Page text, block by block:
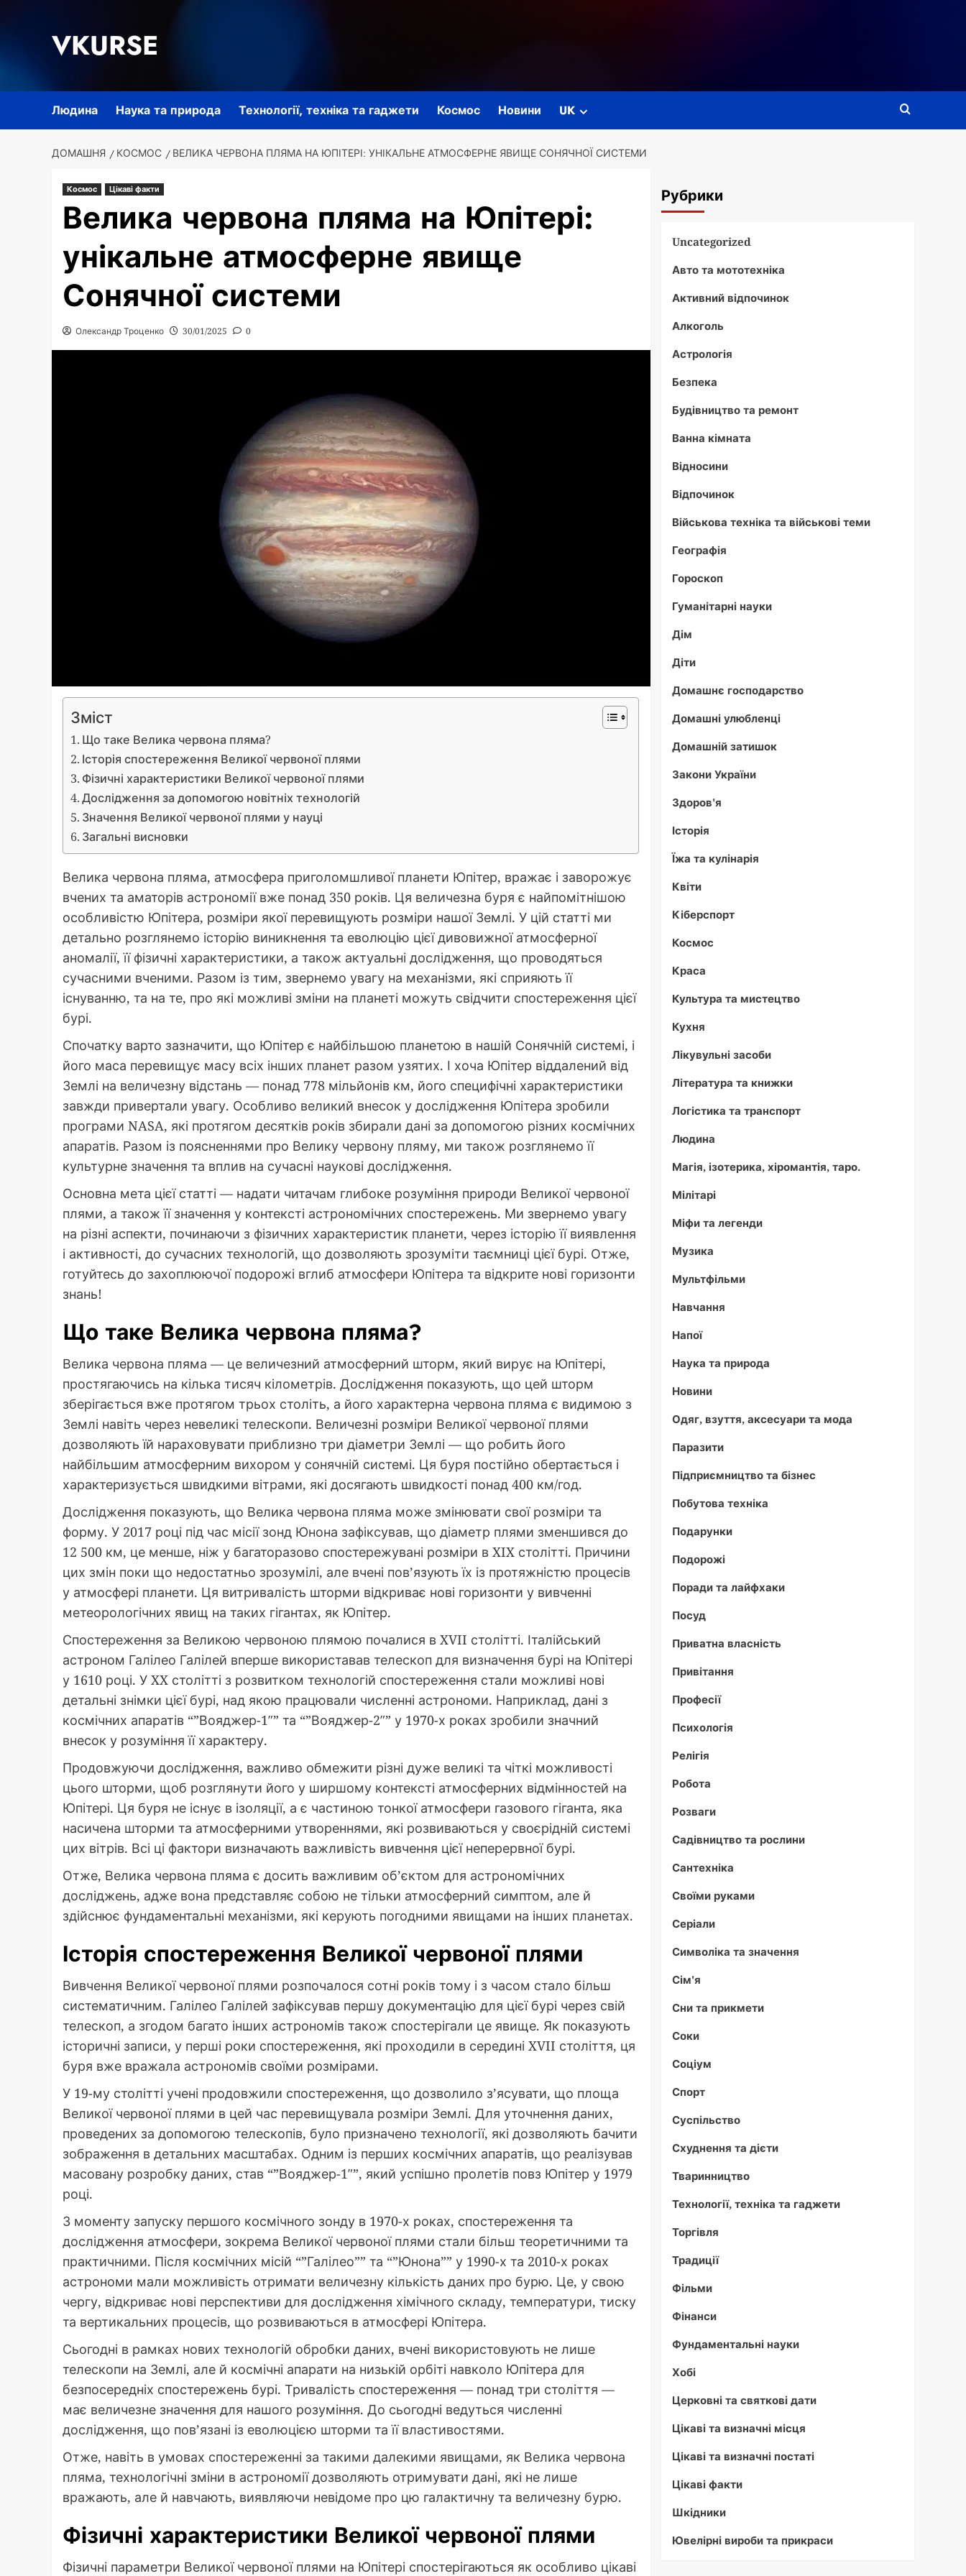
VKURSE
Людина Наука та природа Технології, техніка та гаджети Космос Новини UK
ДОМАШНЯ КОСМОС ВЕЛИКА ЧЕРВОНА ПЛЯМА НА ЮПІТЕРІ: УНІКАЛЬНЕ АТМОСФЕРНЕ ЯВИЩЕ СОНЯЧНОЇ СИСТЕМИ
Космос Цікаві факти
Велика червона пляма на Юпітері:
унікальне атмосферне явище
Сонячної системи
Олександр Троценко 30/01/2025 0
Зміст
Що таке Велика червона пляма?
Історія спостереження Великої червоної плями
Фізичні характеристики Великої червоної плями
Дослідження за допомогою новітніх технологій
Значення Великої червоної плями у науці
Загальні висновки
Велика червона пляма, атмосфера приголомшливої планети Юпітер, вражає і заворожує
вчених та аматорів астрономії вже понад 350 років. Ця величезна буря є найпомітнішою
особливістю Юпітера, розміри якої перевищують розміри нашої Землі. У цій статті ми
детально розглянемо історію виникнення та еволюцію цієї дивовижної атмосферної
аномалії, її фізичні характеристики, а також актуальні дослідження, що проводяться
сучасними вченими. Разом із тим, звернемо увагу на механізми, які сприяють її
існуванню, та на те, про які можливі зміни на планеті можуть свідчити спостереження цієї
бурі.
Спочатку варто зазначити, що Юпітер є найбільшою планетою в нашій Сонячній системі, і
його маса перевищує масу всіх інших планет разом узятих. І хоча Юпітер віддалений від
Землі на величезну відстань — понад 778 мільйонів км, його специфічні характеристики
завжди привертали увагу. Особливо великий внесок у дослідження Юпітера зробили
програми NASA, які протягом десятків років збирали дані за допомогою різних космічних
апаратів. Разом із поясненнями про Велику червону пляму, ми також розглянемо її
культурне значення та вплив на сучасні наукові дослідження.
Основна мета цієї статті — надати читачам глибоке розуміння природи Великої червоної
плями, а також її значення у контексті астрономічних спостережень. Ми звернемо увагу
на різні аспекти, починаючи з фізичних характеристик планети, через історію її виявлення
і активності, до сучасних технологій, що дозволяють зрозуміти таємниці цієї бурі. Отже,
готуйтесь до захоплюючої подорожі вглиб атмосфери Юпітера та відкрите нові горизонти
знань!
Що таке Велика червона пляма?
Велика червона пляма — це величезний атмосферний шторм, який вирує на Юпітері,
простягаючись на кілька тисяч кілометрів. Дослідження показують, що цей шторм
зберігається вже протягом трьох століть, а його характерна червона пляма є видимою з
Землі навіть через невеликі телескопи. Величезні розміри Великої червоної плями
дозволяють їй нараховувати приблизно три діаметри Землі — що робить його
найбільшим атмосферним вихором у сонячній системі. Ця буря постійно обертається і
характеризується швидкими вітрами, які досягають швидкості понад 400 км/год.
Дослідження показують, що Велика червона пляма може змінювати свої розміри та
форму. У 2017 році під час місії зонд Юнона зафіксував, що діаметр плями зменшився до
12 500 км, це менше, ніж у багаторазово спостережувані розміри в XIX столітті. Причини
цих змін поки що недостатньо зрозумілі, але вчені пов’язують їх із протяжністю процесів
у атмосфері планети. Ця витривалість шторми відкриває нові горизонти у вивченні
метеорологічних явищ на таких гігантах, як Юпітер.
Спостереження за Великою червоною плямою почалися в XVII столітті. Італійський
астроном Галілео Галілей вперше використавав телескоп для визначення бурі на Юпітері
у 1610 році. У XX столітті з розвитком технологій спостереження стали можливі нові
детальні знімки цієї бурі, над якою працювали численні астрономи. Наприклад, дані з
космічних апаратів “”Вояджер-1″” та “”Вояджер-2″” у 1970-х роках зробили значний
внесок у розуміння її характеру.
Продовжуючи дослідження, важливо обмежити різні дуже великі та чіткі можливості
цього шторми, щоб розглянути його у ширшому контексті атмосферних відмінностей на
Юпітері. Ця буря не існує в ізоляції, а є частиною тонкої атмосфери газового гіганта, яка
насичена шторми та атмосферними утвореннями, які розвиваються у своєрідній системі
цих вітрів. Всі ці фактори визначають важливість вивчення цієї неперервної бурі.
Отже, Велика червона пляма є досить важливим об’єктом для астрономічних
досліджень, адже вона представляє собою не тільки атмосферний симптом, але й
здійснює фундаментальні механізми, які керують погодними явищами на інших планетах.
Історія спостереження Великої червоної плями
Вивчення Великої червоної плями розпочалося сотні років тому і з часом стало більш
систематичним. Галілео Галілей зафіксував першу документацію для цієї бурі через свій
телескоп, а згодом багато інших астрономів також спостерігали це явище. Як показують
історичні записи, у перші роки спостереження, які проходили в середині XVII століття, ця
буря вже вражала астрономів своїми розмірами.
У 19-му столітті учені продовжили спостереження, що дозволило з’ясувати, що площа
Великої червоної плями в цей час перевищувала розміри Землі. Для уточнення даних,
проведених за допомогою телескопів, було призначено технології, які дозволяють бачити
зображення в детальних масштабах. Одним із перших космічних апаратів, що реалізував
масовану розробку даних, став “”Вояджер-1″”, який успішно пролетів повз Юпітер у 1979
році.
З моменту запуску першого космічного зонду в 1970-х роках, спостереження та
дослідження атмосфери, зокрема Великої червоної плями стали більш теоретичними та
практичними. Після космічних місій “”Галілео”” та “”Юнона”” у 1990-х та 2010-х роках
астрономи мали можливість отримати величезну кількість даних про бурю. Це, у свою
чергу, відкриває нові перспективи для дослідження хімічного складу, температури, тиску
та вертикальних процесів, що розвиваються в атмосфері Юпітера.
Сьогодні в рамках нових технологій обробки даних, вчені використовують не лише
телескопи на Землі, але й космічні апарати на низькій орбіті навколо Юпітера для
безпосередніх спостережень бурі. Тривалість спостереження — понад три століття —
має величезне значення для нашого розуміння. До сьогодні ведуться численні
дослідження, що пов’язані із еволюцією шторми та її властивостями.
Отже, навіть в умовах спостереженні за такими далекими явищами, як Велика червона
пляма, технологічні зміни в астрономії дозволяють отримувати дані, які не лише
вражають, але й навчають, виявляючи невідоме про цю галактичну та величезну бурю.
Фізичні характеристики Великої червоної плями
Фізичні параметри Великої червоної плями на Юпітері спостерігаються як особливо цікаві
Рубрики
Uncategorized
Авто та мототехніка
Активний відпочинок
Алкоголь
Астрологія
Безпека
Будівництво та ремонт
Ванна кімната
Відносини
Відпочинок
Військова техніка та військові теми
Географія
Гороскоп
Гуманітарні науки
Дім
Діти
Домашнє господарство
Домашні улюбленці
Домашній затишок
Закони України
Здоров'я
Історія
Їжа та кулінарія
Квіти
Кіберспорт
Космос
Краса
Культура та мистецтво
Кухня
Лікувульні засоби
Література та книжки
Логістика та транспорт
Людина
Магія, ізотерика, хіромантія, таро.
Мілітарі
Міфи та легенди
Музика
Мультфільми
Навчання
Напої
Наука та природа
Новини
Одяг, взуття, аксесуари та мода
Паразити
Підприємництво та бізнес
Побутова техніка
Подарунки
Подорожі
Поради та лайфхаки
Посуд
Приватна власність
Привітання
Професії
Психологія
Релігія
Робота
Розваги
Садівництво та рослини
Сантехніка
Своїми руками
Серіали
Символіка та значення
Сім'я
Сни та прикмети
Соки
Соціум
Спорт
Суспільство
Схуднення та дієти
Тваринництво
Технології, техніка та гаджети
Торгівля
Традиції
Фільми
Фінанси
Фундаментальні науки
Хобі
Церковні та святкові дати
Цікаві та визначні місця
Цікаві та визначні постаті
Цікаві факти
Шкідники
Ювелірні вироби та прикраси